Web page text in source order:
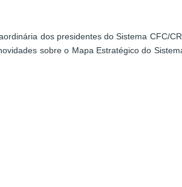
dos presidentes do Sistema CFC/
sobre o Mapa Estratégico do